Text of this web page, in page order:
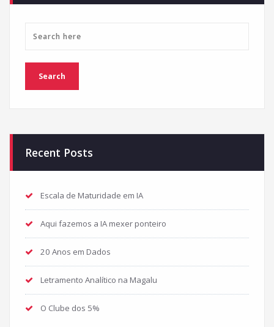
Recent Posts
Escala de Maturidade em IA
Aqui fazemos a IA mexer ponteiro
20 Anos em Dados
Letramento Analítico na Magalu
O Clube dos 5%